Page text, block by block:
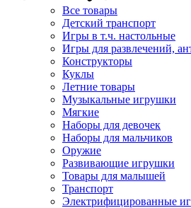
Все товары
Детский транспорт
Игры в т.ч. настольные
Игры для развлечений,
Конструкторы
Куклы
Летние товары
Музыкальные игрушки
Мягкие
Наборы для девочек
Наборы для мальчиков
Оружие
Развивающие игрушки
Товары для малышей
Транспорт
Электрифицированные